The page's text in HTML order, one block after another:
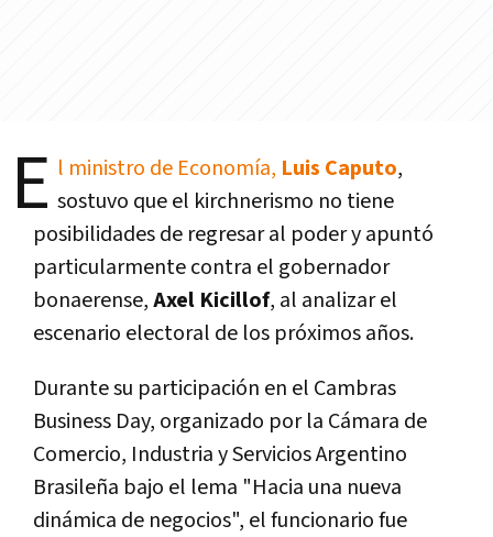
E l ministro de Economía, Luis Caputo,
sostuvo que el kirchnerismo no tiene
posibilidades de regresar al poder y apuntó
particularmente contra el gobernador
bonaerense,Axel Kicillof, al analizar el
escenario electoral de los próximos años.
Durante su participación en el Cambras
Business Day, organizado por la Cámara de
Comercio, Industria y Servicios Argentino
Brasileña bajo el lema "Hacia una nueva
dinámica de negocios", el funcionario fue